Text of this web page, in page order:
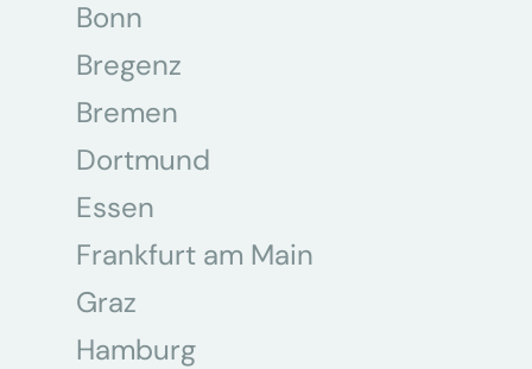
Bonn
Bregenz
Bremen
Dortmund
Essen
Frankfurt am Main
Graz
Hamburg